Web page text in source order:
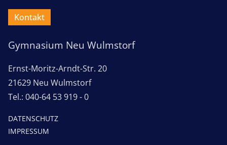
Kontakt
Gymnasium Neu Wulmstorf
Ernst-Moritz-Arndt-Str. 20
21629 Neu Wulmstorf
Tel.: 040-64 53 919 - 0
DATENSCHUTZ
IMPRESSUM